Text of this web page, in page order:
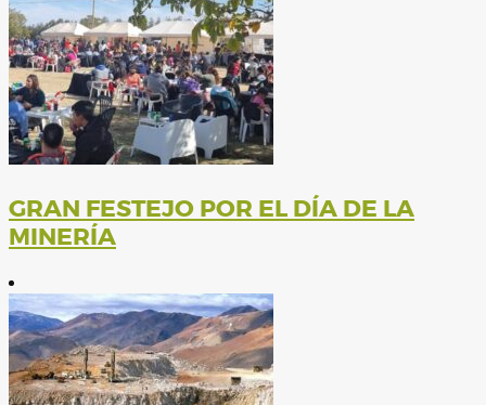
GRAN FESTEJO POR EL DÍA DE LA
MINERÍA